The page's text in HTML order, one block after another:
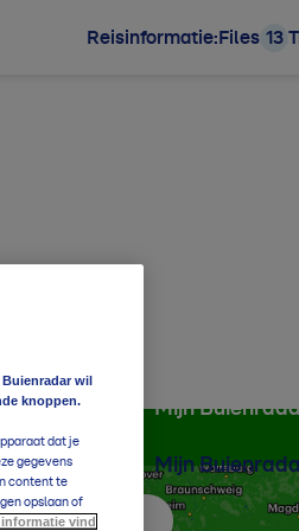
Reisinformatie:Files 13
Mijn
Mijn
aan favorieten
wil
knoppen.
dat je
gegevens
content te
opslaan of
informatie vind